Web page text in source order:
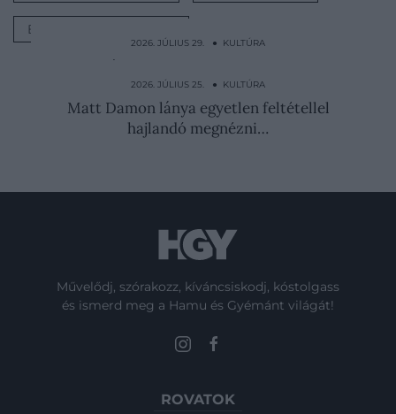
BRIT KIRÁLYI CSALÁD
2026. JÚLIUS 29. ● KULTÚRA
Kannibálok ölhették meg a nyomtalanul
eltűnt…
2026. JÚLIUS 25. ● KULTÚRA
Matt Damon lánya egyetlen feltétellel
hajlandó megnézni…
Művelődj, szórakozz, kíváncsiskodj, kóstolgass
és ismerd meg a Hamu és Gyémánt világát!
ROVATOK